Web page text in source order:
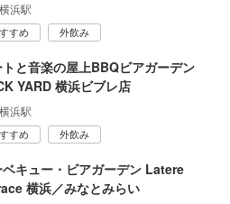
横浜駅
すめ 外飲み
トと音楽の屋上BBQビアガーデン
YARD 横浜ビブレ店
横浜駅
すめ 外飲み
キュー・ビアガーデン Latere
横浜／みなとみらい